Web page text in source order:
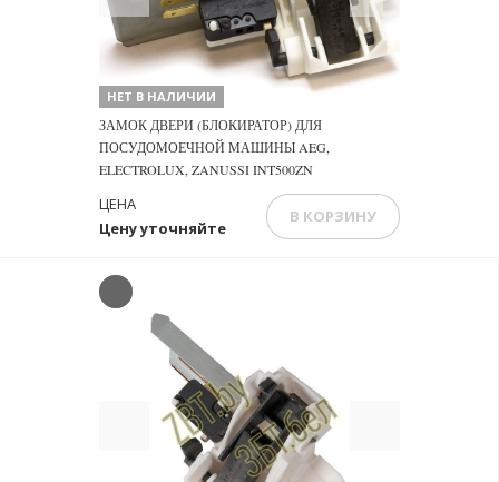
НЕТ В НАЛИЧИИ
ЗАМОК ДВЕРИ (БЛОКИРАТОР) ДЛЯ
ПОСУДОМОЕЧНОЙ МАШИНЫ AEG,
ELECTROLUX, ZANUSSI INT500ZN
Цену уточняйте
ЦЕНА
В КОРЗИНУ
Previous